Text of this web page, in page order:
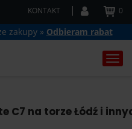
KONTAKT 0
zakupy » Odbieram rabat
C7 na torze Łódź i